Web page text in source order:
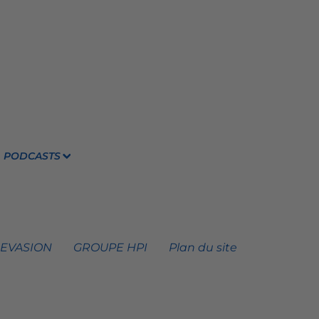
PODCASTS
GROUPE HPI Plan du site